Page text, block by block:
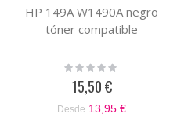
HP 149A W1490A negro
tóner compatible
Rating:
15,50 €
Desde 13,95 €